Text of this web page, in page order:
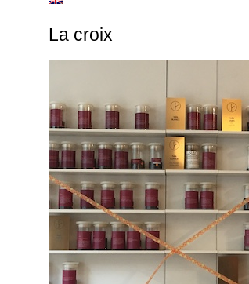
La croix